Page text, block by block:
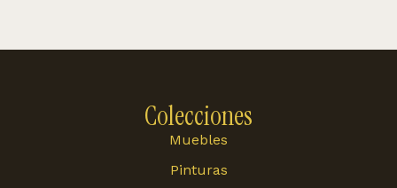
Colecciones
Muebles
Pinturas